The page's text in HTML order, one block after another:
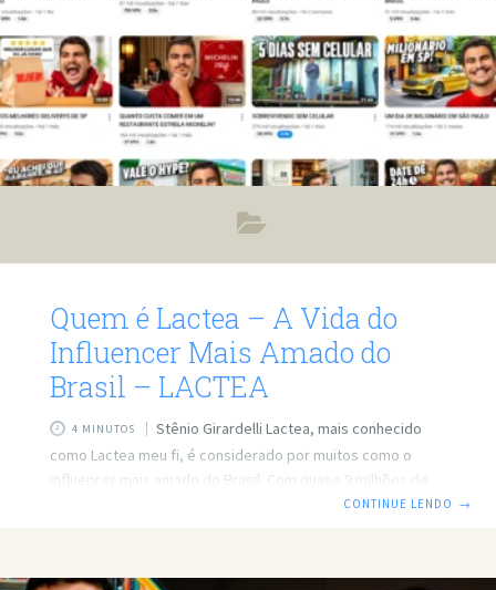
Quem é Lactea – A Vida do
Influencer Mais Amado do
Brasil – LACTEA
4 MINUTOS
Stênio Girardelli Lactea, mais conhecido
como Lactea meu fi, é considerado por muitos como o
influencer mais amado do Brasil. Com quase 9 milhões de
seguidores nas redes sociais, ele conquistou o coração do
experiências e os desafios que ele enfrentou ao longo de
CONTINUE LENDO →